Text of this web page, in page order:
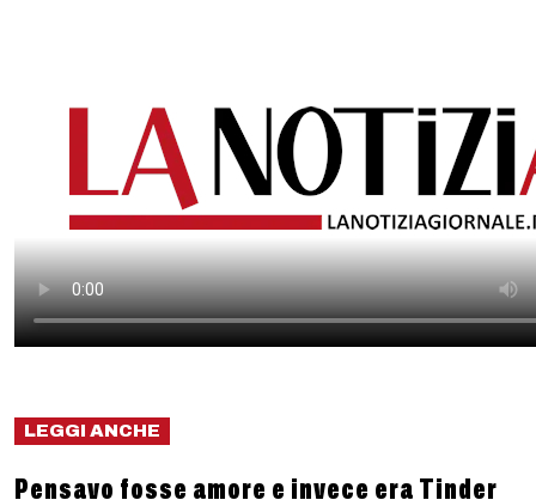
LEGGI ANCHE
Pensavo fosse amore e invece era Tinder